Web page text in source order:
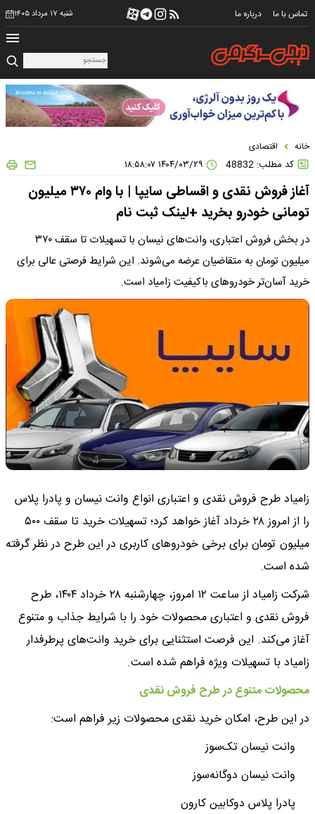
تماس با ما درباره ما شنبه ۱۷ مرداد ۱۴۰۵
خانه اقتصادی
کد مطلب: 48832
آغاز فروش نقدی و اقساطی سایپا | با وام ۳۷۰ میلیون
تومانی خودرو بخرید +لینک ثبت نام
در بخش فروش اعتباری، وانت‌های نیسان با تسهیلات تا سقف ۳۷۰
میلیون تومان به متقاضیان عرضه می‌شوند. این شرایط فرصتی عالی برای
خرید آسان‌تر خودروهای باکیفیت زامیاد است.
زامیاد طرح فروش نقدی و اعتباری انواع وانت نیسان و پادرا پلاس
را از امروز ۲۸ خرداد آغاز خواهد کرد؛ تسهیلات خرید تا سقف ۵۰۰
میلیون تومان برای برخی خودروهای کاربری در این طرح در نظر گرفته
شده است.
شرکت زامیاد از ساعت ۱۲ امروز، چهارشنبه ۲۸ خرداد ۱۴۰۴، طرح
فروش نقدی و اعتباری محصولات خود را با شرایط جذاب و متنوع
آغاز می‌کند. این فرصت استثنایی برای خرید وانت‌های پرطرفدار
زامیاد با تسهیلات ویژه فراهم شده است.
محصولات متنوع در طرح فروش نقدی
در این طرح، امکان خرید نقدی محصولات زیر فراهم است:
وانت نیسان تک‌سوز
وانت نیسان دوگانه‌سوز
پادرا پلاس دوکابین کارون